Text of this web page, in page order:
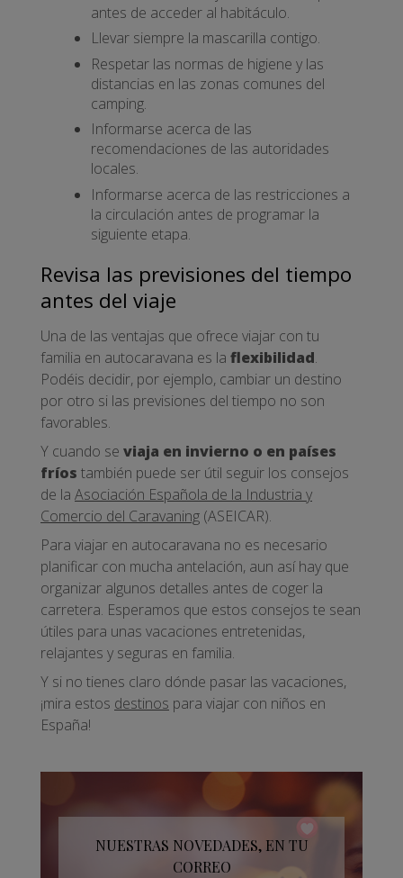
antes de acceder al habitáculo.
Llevar siempre la mascarilla contigo.
Respetar las normas de higiene y las
distancias en las zonas comunes del
camping.
Informarse acerca de las
recomendaciones de las autoridades
locales.
Informarse acerca de las restricciones a
la circulación antes de programar la
siguiente etapa.
Revisa las previsiones del tiempo
antes del viaje
Una de las ventajas que ofrece viajar con tu
familia en autocaravana es la flexibilidad.
Podéis decidir, por ejemplo, cambiar un destino
por otro si las previsiones del tiempo no son
favorables.
Y cuando se viaja en invierno o en países
fríos también puede ser útil seguir los consejos
de la Asociación Española de la Industria y
Comercio del Caravaning (ASEICAR).
Para viajar en autocaravana no es necesario
planificar con mucha antelación, aun así hay que
organizar algunos detalles antes de coger la
carretera. Esperamos que estos consejos te sean
útiles para unas vacaciones entretenidas,
relajantes y seguras en familia.
Y si no tienes claro dónde pasar las vacaciones,
¡mira estos destinos para viajar con niños en
España!
NUESTRAS NOVEDADES, EN TU
CORREO